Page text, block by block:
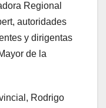
Regional
autoridades
y dirigentas
de la
Rodrigo